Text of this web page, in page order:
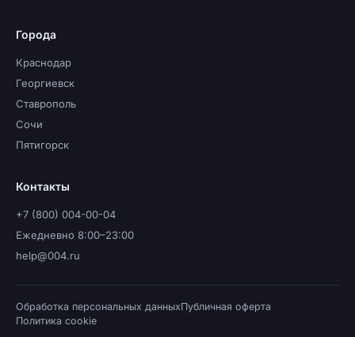
Города
Краснодар
Георгиевск
Ставрополь
Сочи
Пятигорск
Контакты
+7 (800) 004-00-04
Ежедневно 8:00–23:00
help@004.ru
Обработка персональных данныхПубличная оферта
Политика cookie